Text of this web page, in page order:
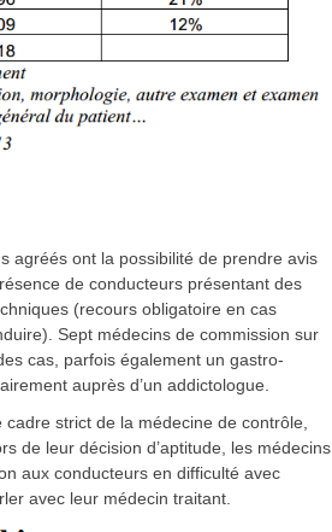
agréés ont la possibilité de prendre avis
de conducteurs présentant des
(recours obligatoire en cas
Sept médecins de commission sur
cas, parfois également un gastro-
auprès d’un addictologue.
strict de la médecine de contrôle,
de leur décision d’aptitude, les médecins
aux conducteurs en difficulté avec
avec leur médecin traitant.